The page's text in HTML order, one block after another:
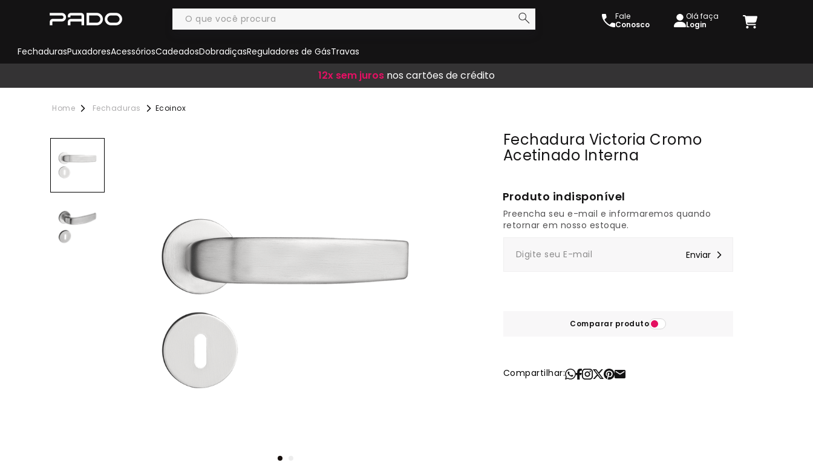
Fale
Conosco
Olá faça
Login
FechadurasPuxadoresAcessóriosCadeadosDobradiçasReguladores de GásTravas
Frete Grátisem compras acima de R$ 300,00
12x sem juros nos cartões de crédito
10% de descontono boleto
Fechaduras Ecoinox
Fechadura Victoria Cromo
Acetinado Interna
Preencha seu e-mail e informaremos quando
retornar em nosso estoque.
Comparar produto
Compartilhar: